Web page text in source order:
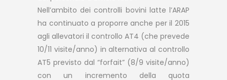
Nell’ambito dei controlli bovini latte l’ARAP
ha continuato a proporre anche per il 2015
agli allevatori il controllo AT4 (che prevede
10/11 visite/anno) in alternativa al controllo
AT5 previsto dal “forfait” (8/9 visite/anno)
con un incremento della quota